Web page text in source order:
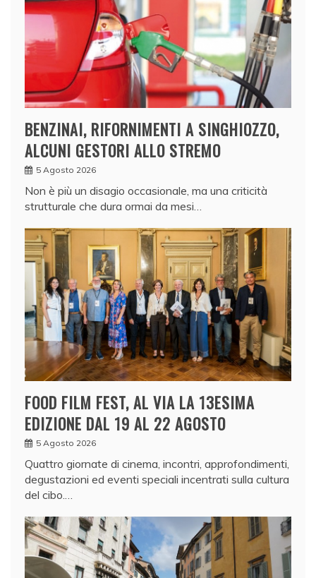
BENZINAI, RIFORNIMENTI A SINGHIOZZO,
ALCUNI GESTORI ALLO STREMO
5 Agosto 2026
Non è più un disagio occasionale, ma una criticità
strutturale che dura ormai da mesi…
FOOD FILM FEST, AL VIA LA 13ESIMA
EDIZIONE DAL 19 AL 22 AGOSTO
5 Agosto 2026
Quattro giornate di cinema, incontri, approfondimenti,
degustazioni ed eventi speciali incentrati sulla cultura
del cibo.…